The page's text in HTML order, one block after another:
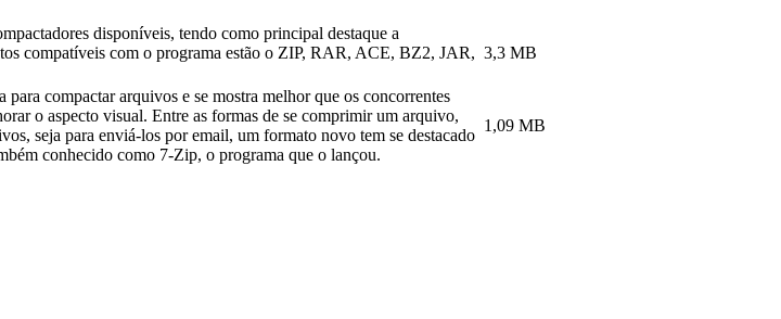
disponíveis, tendo como principal destaque a
compatíveis com o programa estão o ZIP, RAR, ACE, BZ2, JAR, 3,3 MB
compactar arquivos e se mostra melhor que os concorrentes
o aspecto visual. Entre as formas de se comprimir um arquivo,
seja para enviá-los por email, um formato novo tem se destacado
conhecido como 7-Zip, o programa que o lançou.
1,09 MB